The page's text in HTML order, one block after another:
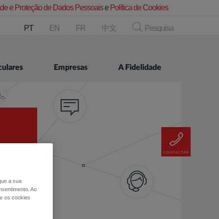
e Proteção de Dados Pessoaise Política de Cookies
PT EN FR 中文 Pesquisa
Empresas A Fidelidade
CONTACTAR
A
a sua
Ao
os cookies